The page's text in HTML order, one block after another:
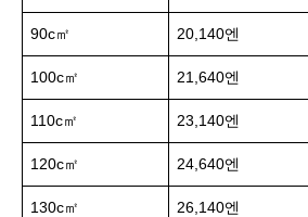
90c㎡ 20,140엔
100c㎡ 21,640엔
110c㎡ 23,140엔
120c㎡ 24,640엔
130c㎡ 26,140엔